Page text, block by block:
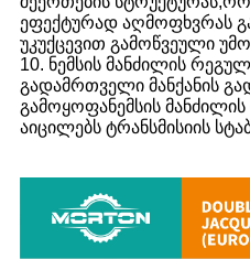
ეფექტურად აღმოფხვრას
უკუქცევით გამოწვეული
10. ნემსის მანძილის
გადამრთველი მანქანის
გამოყოფანემსის
აიცილებს ტრანსმისიის